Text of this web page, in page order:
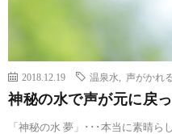
2018.12.19 温泉水 声がかれ
神秘の水で声が元に戻
「神秘の水 夢」･･･本当に素晴